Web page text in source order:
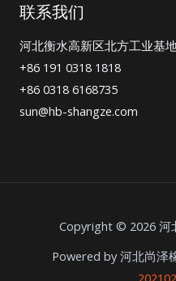
联系我们
河北衡水高新区北方工业基
+86 191 0318 1818
+86 0318 6168735
sun@hb-shangze.com
Copyright © 2026 河
Powered by 河北尚泽